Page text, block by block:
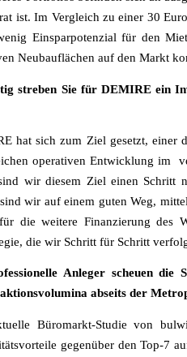
ist. Im Vergleich zu einer 30
Einsparpotenzial für den
Neubauflächen auf den Markt
streben Sie für DEMIRE ein
hat sich zum Ziel gesetzt, einer
operativen Entwicklung im
wir diesem Ziel einen Schritt
wir auf einem guten Weg,
die weitere Finanzierung des
die wir Schritt für Schritt
Anleger scheuen die
abseits der
Büromarkt-Studie von
gegenüber den Top-7